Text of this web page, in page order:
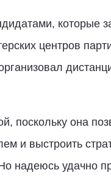
которые
центров
поскольку она
и выстроить
надеюсь удачно